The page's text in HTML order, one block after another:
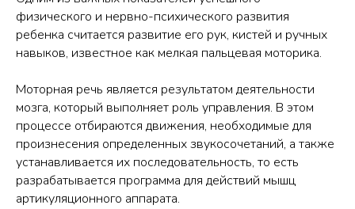
физического и нервно-психического развития
ребенка считается развитие его рук, кистей и ручных
навыков, известное как мелкая пальцевая моторика.
Моторная речь является результатом деятельности
мозга, который выполняет роль управления. В этом
процессе отбираются движения, необходимые для
произнесения определенных звукосочетаний, а также
устанавливается их последовательность, то есть
разрабатывается программа для действий мышц
артикуляционного аппарата.